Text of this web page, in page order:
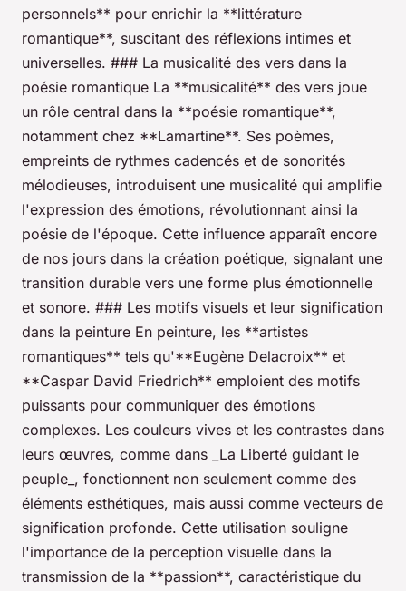
personnels** pour enrichir la **littérature
romantique**, suscitant des réflexions intimes et
universelles. ### La musicalité des vers dans la
poésie romantique La **musicalité** des vers joue
un rôle central dans la **poésie romantique**,
notamment chez **Lamartine**. Ses poèmes,
empreints de rythmes cadencés et de sonorités
mélodieuses, introduisent une musicalité qui amplifie
l'expression des émotions, révolutionnant ainsi la
poésie de l'époque. Cette influence apparaît encore
de nos jours dans la création poétique, signalant une
transition durable vers une forme plus émotionnelle
et sonore. ### Les motifs visuels et leur signification
dans la peinture En peinture, les **artistes
romantiques** tels qu'**Eugène Delacroix** et
**Caspar David Friedrich** emploient des motifs
puissants pour communiquer des émotions
complexes. Les couleurs vives et les contrastes dans
leurs œuvres, comme dans _La Liberté guidant le
peuple_, fonctionnent non seulement comme des
éléments esthétiques, mais aussi comme vecteurs de
signification profonde. Cette utilisation souligne
l'importance de la perception visuelle dans la
transmission de la **passion**, caractéristique du